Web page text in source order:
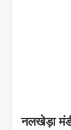
नलखेड़ा